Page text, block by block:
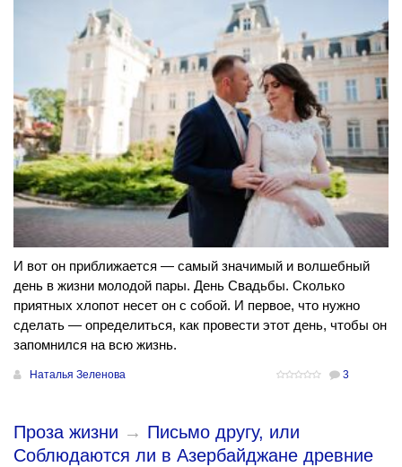
И вот он приближается — самый значимый и волшебный
день в жизни молодой пары. День Свадьбы. Сколько
приятных хлопот несет он с собой. И первое, что нужно
сделать — определиться, как провести этот день, чтобы он
запомнился на всю жизнь.
Наталья Зеленова 3
Проза жизни → Письмо другу, или
Соблюдаются ли в Азербайджане древние